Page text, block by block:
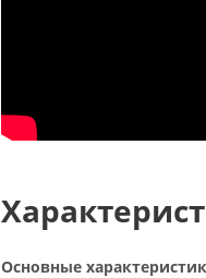
Основные